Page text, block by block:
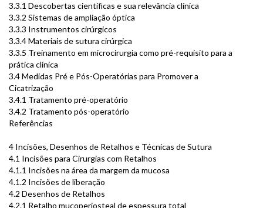
3.3.1 Descobertas científicas e sua relevância clínica
3.3.2 Sistemas de ampliação óptica
3.3.3 Instrumentos cirúrgicos
3.3.4 Materiais de sutura cirúrgica
3.3.5 Treinamento em microcirurgia como pré-requisito para a
prática clínica
3.4 Medidas Pré e Pós-Operatórias para Promover a
Cicatrização
3.4.1 Tratamento pré-operatório
3.4.2 Tratamento pós-operatório
Referências
4 Incisões, Desenhos de Retalhos e Técnicas de Sutura
4.1 Incisões para Cirurgias com Retalhos
4.1.1 Incisões na área da margem da mucosa
4.1.2 Incisões de liberação
4.2 Desenhos de Retalhos
4.2.1 Retalho mucoperiosteal de espessura total